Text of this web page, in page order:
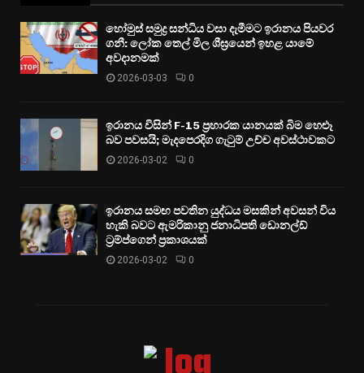
හෝමුස් සමුද්‍ර සන්ධිය වසා දැමීමට ඉරානය පියවර
ගනී: ලෝක තෙල් මිල ශීඝ්‍රයෙන් ඉහළ යාමේ
අවදානමක්
2026-03-03 0
ඉරානය විසින් F-15 ප්‍රහාරක යානයක් බිම හෙළූ
බව පවසයි; මැදපෙරදිග ගැටුම් උච්ච අවස්ථාවකට
2026-03-02 0
ඉරානය සමඟ පවතින යුද්ධය මසකින් අවසන් විය
හැකි බවට ඇමරිකානු ජනාධිපති ඩොනල්ඩ්
ට්‍රම්ප්ගෙන් ප්‍රකාශයක්
2026-03-02 0